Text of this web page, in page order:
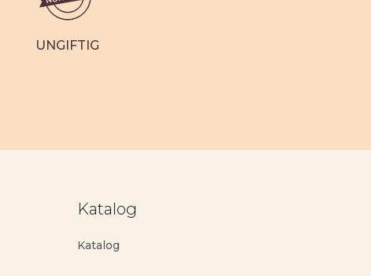
UNGIFTIG
Katalog
Katalog